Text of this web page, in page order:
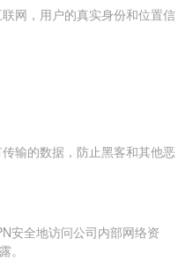
网，用户的真实身份和位置信
输的数据，防止黑客和其他恶
安全地访问公司内部网络资
。